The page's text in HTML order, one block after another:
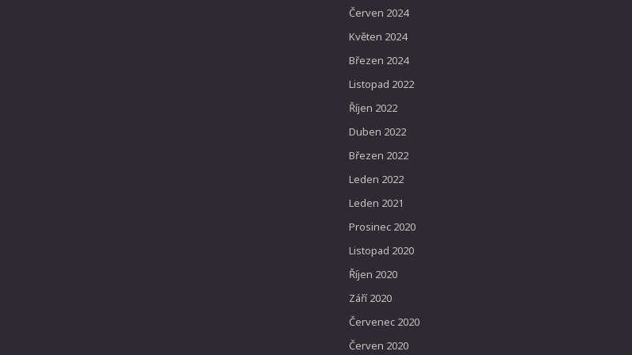
Červen 2024
Květen 2024
Březen 2024
Listopad 2022
Říjen 2022
Duben 2022
Březen 2022
Leden 2022
Leden 2021
Prosinec 2020
Listopad 2020
Říjen 2020
Září 2020
Červenec 2020
Červen 2020